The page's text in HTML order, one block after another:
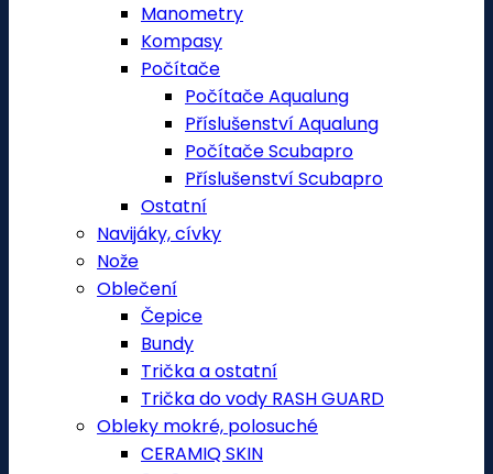
Manometry
Kompasy
Počítače
Počítače Aqualung
Příslušenství Aqualung
Počítače Scubapro
Příslušenství Scubapro
Ostatní
Navijáky, cívky
Nože
Oblečení
Čepice
Bundy
Trička a ostatní
Trička do vody RASH GUARD
Obleky mokré, polosuché
CERAMIQ SKIN